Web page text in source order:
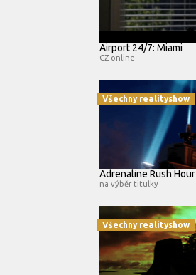
Airport 24/7: Miami
CZ online
Všechny realityshow
Adrenaline Rush Hour
na výběr titulky
Všechny realityshow